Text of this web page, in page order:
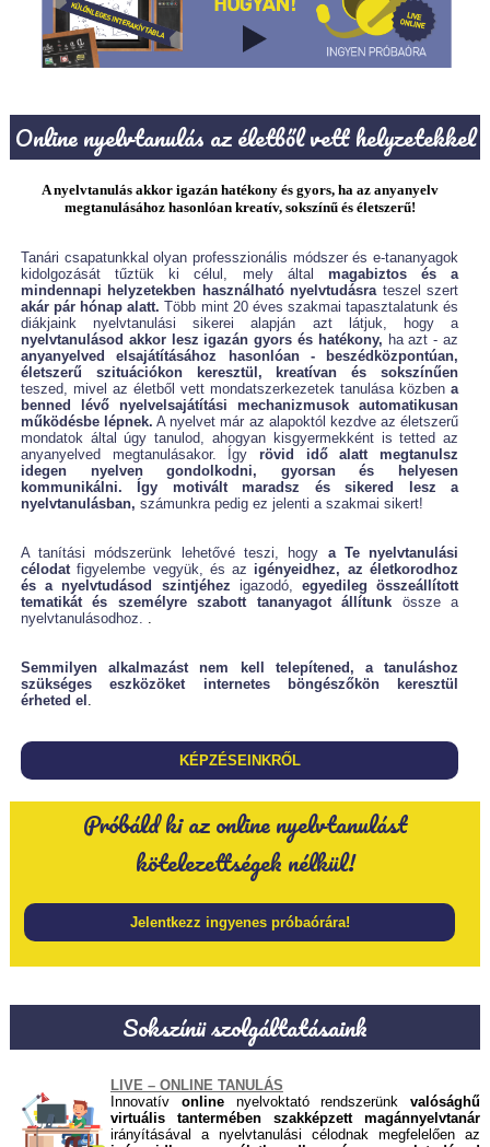
Online nyelvtanulás az életből vett helyzetekkel
A nyelvtanulás akkor igazán hatékony és gyors, ha az anyanyelv
megtanulásához hasonlóan kreatív, sokszínű és életszerű!
Tanári csapatunkkal olyan professzionális módszer és e-tananyagok
kidolgozását tűztük ki célul, mely által magabiztos és a
mindennapi helyzetekben használható nyelvtudásra teszel szert
akár pár hónap alatt. Több mint 20 éves szakmai tapasztalatunk és
diákjaink nyelvtanulási sikerei alapján azt látjuk, hogy a
nyelvtanulásod akkor lesz igazán gyors és hatékony, ha azt - az
anyanyelved elsajátításához hasonlóan - beszédközpontúan,
életszerű szituációkon keresztül, kreatívan és sokszínűen
teszed, mivel az életből vett mondatszerkezetek tanulása közbena
benned lévő nyelvelsajátítási mechanizmusok automatikusan
működésbe lépnek. A nyelvet már az alapoktól kezdve az életszerű
mondatok által úgy tanulod, ahogyan kisgyermekként is tetted az
anyanyelved megtanulásakor. Így rövid idő alatt megtanulsz
idegen nyelven gondolkodni, gyorsan és helyesen
kommunikálni. Így motivált maradsz és sikered lesz a
nyelvtanulásban, számunkra pedig ez jelenti a szakmai sikert!
A tanítási módszerünk lehetővé teszi, hogy a Te nyelvtanulási
célodatfigyelembe vegyük, és az igényeidhez, az életkorodhoz
és a nyelvtudásod szintjéhez igazodó, egyedileg összeállított
tematikát és személyre szabott tananyagot állítunk össze a
nyelvtanulásodhoz.
Semmilyen alkalmazást nem kell telepítened, a tanuláshoz
szükséges eszközöket internetes böngészőkön keresztül
érheted el
KÉPZÉSEINKRŐL
Próbáld ki az online nyelvtanulást
kötelezettségek nélkül!
Jelentkezz ingyenes próbaórára!
Sokszínü szolgáltatásaink
LIVE – ONLINE TANULÁS
Innovatív onlinenyelvoktató rendszerünkvalósághű
virtuális tantermében szakképzett magánnyelvtanár
irányításával a nyelvtanulási célodnak megfelelően az